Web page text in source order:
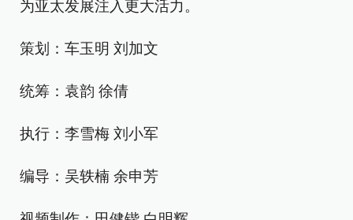
为亚太发展注入更大活力。
策划：车玉明 刘加文
统筹：袁韵 徐倩
执行：李雪梅 刘小军
编导：吴轶楠 余申芳